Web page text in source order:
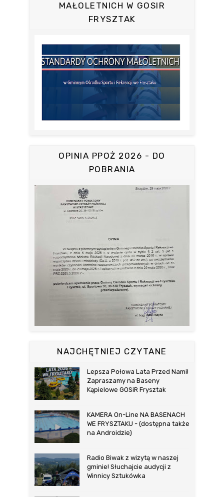
MAŁOLETNICH W GOSIR
FRYSZTAK
OPINIA PPOŻ 2026 - DO
POBRANIA
NAJCHĘTNIEJ CZYTANE
Lepsza Połowa Lata Przed Nami!
Zapraszamy na Baseny
Kąpielowe GOSiR Frysztak
KAMERA On-Line NA BASENACH
WE FRYSZTAKU - (dostępna także
na Androidzie)
Radio Biwak z wizytą w naszej
gminie! Słuchajcie audycji z
Winnicy Sztukówka